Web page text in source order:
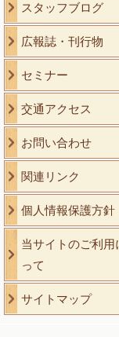
スタッフブログ
広報誌・刊行物
セミナー
交通アクセス
お問い合わせ
関連リンク
個人情報保護方針
当サイトのご利用
って
サイトマップ